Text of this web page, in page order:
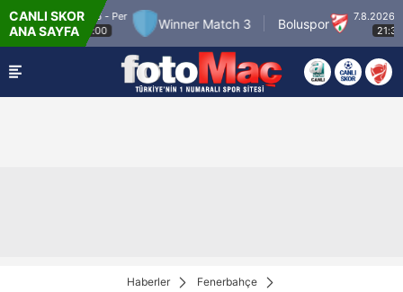
CANLI SKOR
ANA SAYFA
- Per
22:00
Winner Match 3 Boluspor
7.8.2026 - Cum
21:30
Haberler
Fenerbahçe